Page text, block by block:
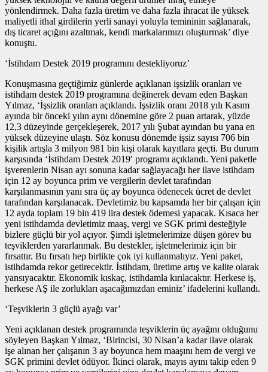
yönlendirmek. Daha fazla üretim ve daha fazla ihracat ile yüksek
maliyetli ithal girdilerin yerli sanayi yoluyla temininin sağlanarak,
dış ticaret açığını azaltmak, kendi markalarımızı oluşturmak’ diye
konuştu.
‘İstihdam Destek 2019 programını destekliyoruz’
Konuşmasına geçtiğimiz günlerde açıklanan işsizlik oranları ve
istihdam destek 2019 programına değinerek devam eden Başkan
Yılmaz, ‘İşsizlik oranları açıklandı. İşsizlik oranı 2018 yılı Kasım
ayında bir önceki yılın aynı dönemine göre 2 puan artarak, yüzde
12,3 düzeyinde gerçekleşerek, 2017 yılı Şubat ayından bu yana en
yüksek düzeyine ulaştı. Söz konusu dönemde işsiz sayısı 706 bin
kişilik artışla 3 milyon 981 bin kişi olarak kayıtlara geçti. Bu durum
karşısında ‘İstihdam Destek 2019′ programı açıklandı. Yeni paketle
işverenlerin Nisan ayı sonuna kadar sağlayacağı her ilave istihdam
için 12 ay boyunca prim ve vergilerin devlet tarafından
karşılanmasının yanı sıra üç ay boyunca ödenecek ücret de devlet
tarafından karşılanacak. Devletimiz bu kapsamda her bir çalışan için
12 ayda toplam 19 bin 419 lira destek ödemesi yapacak. Kısaca her
yeni istihdamda devletimiz maaş, vergi ve SGK primi desteğiyle
bizlere güçlü bir yol açıyor. Şimdi işletmelerimize düşen görev bu
teşviklerden yararlanmak. Bu destekler, işletmelerimiz için bir
fırsattır. Bu fırsatı hep birlikte çok iyi kullanmalıyız. Yeni paket,
istihdamda rekor getirecektir. İstihdam, üretime artış ve kalite olarak
yansıyacaktır. Ekonomik kıskaç, istihdamla kırılacaktır. Herkese iş,
herkese AŞ ile zorlukları aşacağımızdan eminiz’ ifadelerini kullandı.
‘Teşviklerin 3 güçlü ayağı var’
Yeni açıklanan destek programında teşviklerin üç ayağını olduğunu
söyleyen Başkan Yılmaz, ‘Birincisi, 30 Nisan’a kadar ilave olarak
işe alınan her çalışanın 3 ay boyunca hem maaşını hem de vergi ve
SGK primini devlet ödüyor. İkinci olarak, mayıs ayını takip eden 9